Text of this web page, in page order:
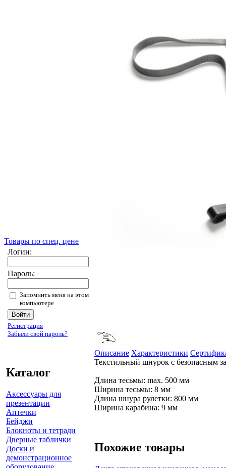
Товары по спец. цене
Логин:
Пароль:
Запомнить меня на этом
компьютере
Регистрация
Забыли свой пароль?
Каталог
Аксессуары для
презентации
Аптечки
Бейджи
Блокноты и тетради
Дверные таблички
Доски и
демонстрационное
Описание Характеристики
Текстильный шнурок с безопасным
Длина тесьмы: max. 500 мм
Ширина тесьмы: 8 мм
Длина шнура рулетки: 800 мм
Ширина карабина: 9 мм
Похожие товары